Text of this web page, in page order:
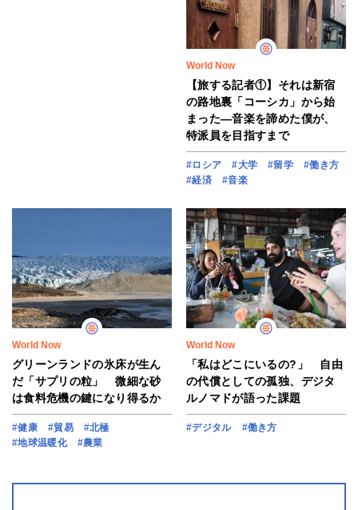
World Now
【旅する記者①】それは新宿
の路地裏「コーシカ」から始
まった―音楽を諦めた僕が、
特派員を目指すまで
#ロシア #大学 #留学
#働き方
#経済
#音楽
World Now
グリーンランドの氷床が生ん
だ「サプリの粒」 微細な砂
は食料危機の鍵になり得るか
#健康 #貿易
#北極
#地球温暖化
#農業
World Now
「私はどこにいるの?」 自由
の代償としての孤独、デジタ
ルノマドが語った課題
#デジタル #働き方